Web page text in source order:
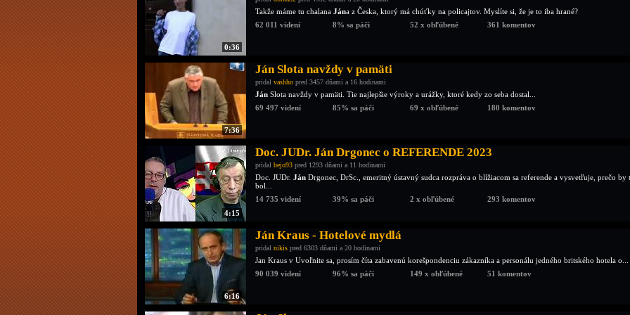
0:36
Takže máme tu chalana Jána z Česka, ktorý má chúťky na policajtov. Myslíte si, že je to iba hrané?
62 011 videní
8% sa páči 52 x obľúbené 361 komentov
7:36
Ján Slota navždy v pamäti
pridal vashho pred 3457 dňami a 16 hodinami
Ján Slota navždy v pamäti. Tie najlepšie výroky a urážky, ktoré kedy zo seba dostal...
69 497 videní
85% sa páči 69 x obľúbené 180 komentov
4:15
Doc. JUDr. Ján Drgonec o REFERENDE 2023
pridal bejo93 pred 1293 dňami a 11 hodinami
Doc. JUDr. Ján Drgonec, DrSc., emeritný ústavný sudca rozpráva o blížiacom sa referende a vysvetľuje, prečo by
bol...
14 735 videní
39% sa páči 2 x obľúbené 293 komentov
6:16
Ján Kraus - Hotelové mydlá
pridal nikis pred 6303 dňami a 20 hodinami
Jan Kraus v Uvoľnite sa, prosím číta zabavenú korešpondenciu zákazníka a personálu jedného britského hotela o...
90 039 videní
96% sa páči 149 x obľúbené 51 komentov